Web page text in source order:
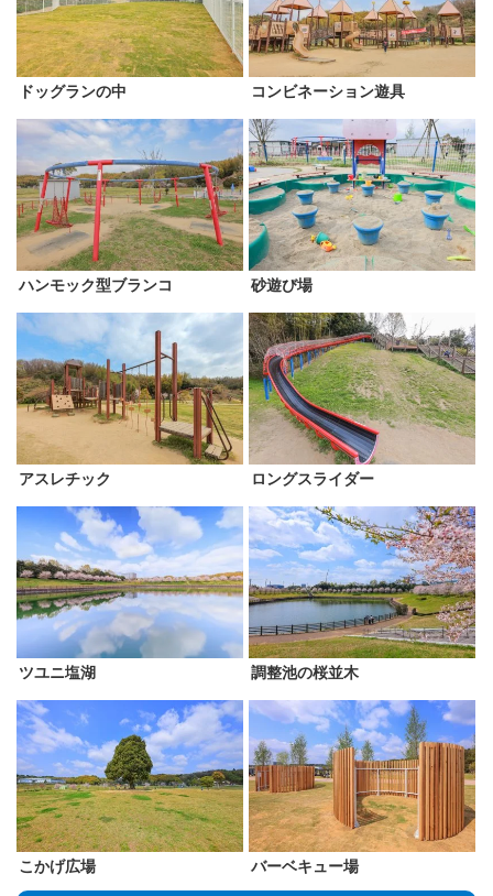
ドッグランの中 コンビネーション遊具
ハンモック型ブランコ 砂遊び場
アスレチック ロングスライダー
ツユニ塩湖 調整池の桜並木
こかげ広場 バーベキュー場